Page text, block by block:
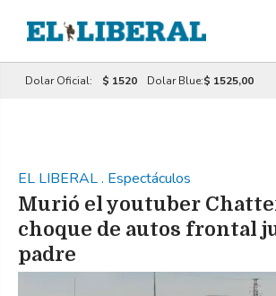
Dolar Oficial: $ 1520 Dolar Blue:$ 1525,00
EL LIBERAL. Espectáculos
Murió el youtuber
choque de autos frontal
padre